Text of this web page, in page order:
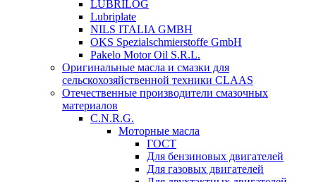
LUBRILOG
Lubriplate
NILS ITALIA GMBH
OKS Spezialschmierstoffe GmbH
Pakelo Motor Oil S.R.L.
Оригинальные масла и смазки для
сельскохозяйственной техники CLAAS
Отечественные производители смазочных
материалов
C.N.R.G.
Моторные масла
ГОСТ
Для бензиновых двигателей
Для газовых двигателей